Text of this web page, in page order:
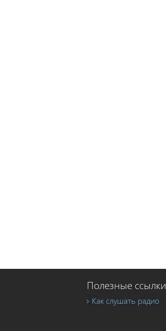
Полезные ссылки
Как слушать радио